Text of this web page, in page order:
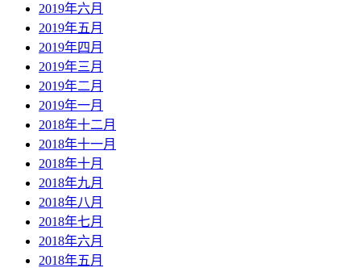
2019年六月
2019年五月
2019年四月
2019年三月
2019年二月
2019年一月
2018年十二月
2018年十一月
2018年十月
2018年九月
2018年八月
2018年七月
2018年六月
2018年五月